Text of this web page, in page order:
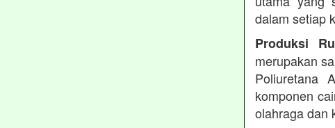
dalam setiap
Produksi
merupakan
Poliuretana
komponen
olahraga dan